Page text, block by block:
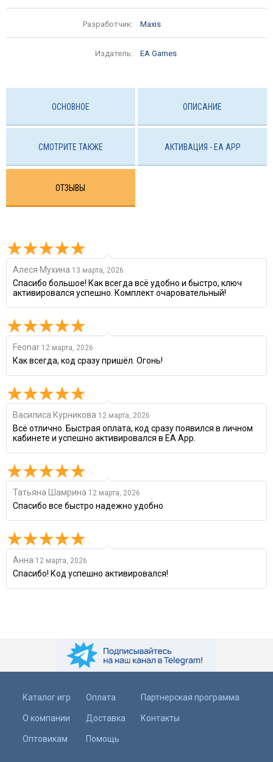
Разработчик: Maxis
Издатель: EA Games
ОСНОВНОЕ ОПИСАНИЕ
СМОТРИТЕ ТАКЖЕ АКТИВАЦИЯ - EA APP
ОТЗЫВЫ
Алеся Мухина 13 марта, 2026
Спасибо большое! Как всегда всё удобно и быстро, ключ
активировался успешно. Комплект очаровательный!
Feonar 12 марта, 2026
Как всегда, код сразу пришёл. Огонь!
Василиса Курникова 12 марта, 2026
Всё отлично. Быстрая оплата, код сразу появился в личном
кабинете и успешно активировался в EA App.
Татьяна Шамрина 12 марта, 2026
Спасибо все быстро надежно удобно
Анна 12 марта, 2026
Спасибо! Код успешно активировался!
Каталог игр
О компании
Оптовикам
Оплата
Доставка
Помощь
Партнерская программа
Контакты